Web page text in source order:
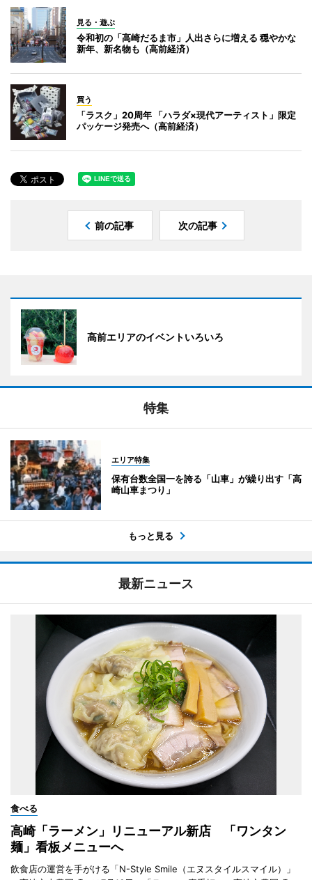
見る・遊ぶ
令和初の「高崎だるま市」人出さらに増える 穏やかな
新年、新名物も（高前経済）
買う
「ラスク」20周年 「ハラダ×現代アーティスト」限定
パッケージ発売へ（高前経済）
前の記事 次の記事
高前エリアのイベントいろいろ
特集
エリア特集
保有台数全国一を誇る「山車」が繰り出す「高
崎山車まつり」
もっと見る
最新ニュース
食べる
高崎「ラーメン」リニューアル新店 「ワンタン
麺」看板メニューへ
飲食店の運営を手がける「N-Style Smile（エヌスタイルスマイル）」